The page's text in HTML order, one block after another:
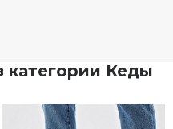
категории Кеды